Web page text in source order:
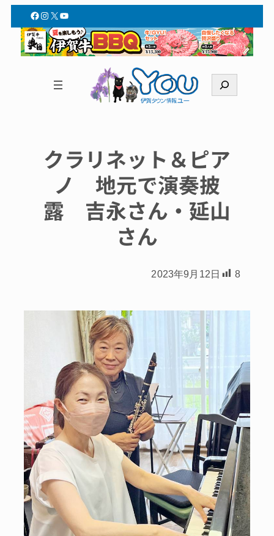
Facebook
Instagram
X YouTube
索
クラリネット＆ピア
ノ 地元で演奏披
露 吉永さん・延山
さん
2023年9月12日 8